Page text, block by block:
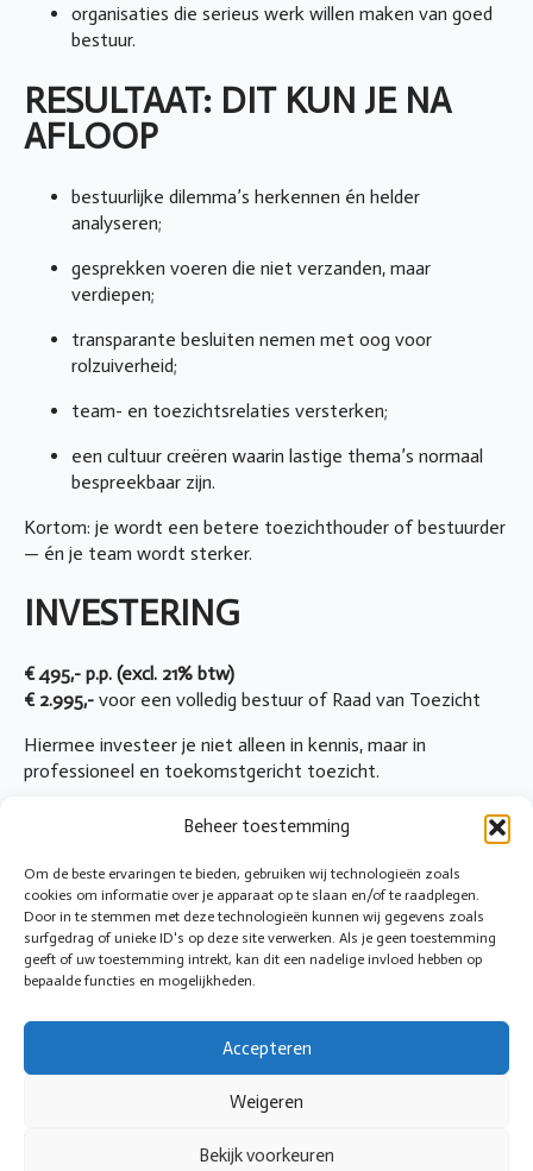
Beheer toestemming
Om de beste ervaringen te bieden, gebruiken wij technologieën zoals
cookies om informatie over je apparaat op te slaan en/of te raadplegen.
Door in te stemmen met deze technologieën kunnen wij gegevens zoals
surfgedrag of unieke ID's op deze site verwerken. Als je geen toestemming
geeft of uw toestemming intrekt, kan dit een nadelige invloed hebben op
bepaalde functies en mogelijkheden.
Accepteren
Weigeren
Bekijk voorkeuren
organisaties die serieus werk willen maken van goed
bestuur.
RESULTAAT: DIT KUN JE NA
AFLOOP
bestuurlijke dilemma’s herkennen én helder
analyseren;
gesprekken voeren die niet verzanden, maar
verdiepen;
transparante besluiten nemen met oog voor
rolzuiverheid;
team- en toezichtsrelaties versterken;
een cultuur creëren waarin lastige thema’s normaal
bespreekbaar zijn.
Kortom: je wordt een betere toezichthouder of bestuurder
— én je team wordt sterker.
INVESTERING
€ 495,- p.p. (excl. 21% btw)
€ 2.995,- voor een volledig bestuur of Raad van Toezicht
Hiermee investeer je niet alleen in kennis, maar in
professioneel en toekomstgericht toezicht.
INTERESSE? AANMELDEN? VRAGEN?
We helpen je graag persoonlijk verder.
📩info@cirkeltoezicht.nl
📞Tessa Augustijn — 06 1107 1098
📞Astrid van der Starre — 06 2425 1869
Of laat je op de wachtlijst plaatsen voor de eerstvolgende